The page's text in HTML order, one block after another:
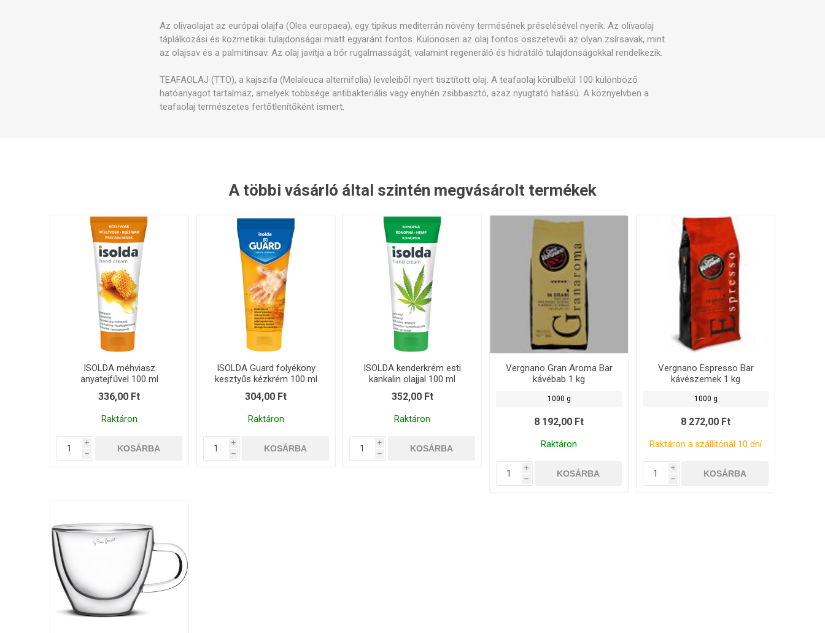
Szelepek és kapcsolók Karbantartó készletek Egyéb pótalkatrészek
emelőkaros kávéfőzők
Az olívaolajat az európai olajfa (Olea europaea), egy tipikus mediterrán növény termésének préselésével nyerik. Az olívaolaj
táplálkozási és kozmetikai tulajdonságai miatt egyaránt fontos. Különösen az olaj fontos összetevői az olyan zsírsavak, mint
az olajsav és a palmitinsav. Az olaj javítja a bőr rugalmasságát, valamint regeneráló és hidratáló tulajdonságokkal rendelkezik.
TEAFAOLAJ (TTO), a kajszifa (Melaleuca alternifolia) leveleiből nyert tisztított olaj. A teafaolaj körülbelül 100 különböző
hatóanyagot tartalmaz, amelyek többsége antibakteriális vagy enyhén zsibbasztó, azaz nyugtató hatású. A köznyelvben a
teafaolaj természetes fertőtlenítőként ismert.
A többi vásárló által szintén megvásárolt termékek
ISOLDA méhviasz
anyatejfűvel 100 ml
336,00 Ft
Raktáron
i
h
ISOLDA Guard folyékony
kesztyűs kézkrém 100 ml
304,00 Ft
Raktáron
i
h
ISOLDA kenderkrém esti
kankalin olajjal 100 ml
352,00 Ft
Raktáron
i
h
Vergnano Gran Aroma Bar
kávébab 1 kg
1000 g
8 192,00 Ft
Raktáron
i
h
Vergnano Espresso Bar
kávészemek 1 kg
1000 g
8 272,00 Ft
Raktáron a szállítónál 10 dní
i
h